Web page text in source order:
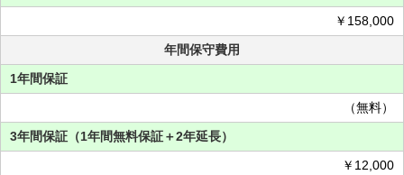
￥158,000
年間保守費用
1年間保証
（無料）
3年間保証（1年間無料保証＋2年延長）
￥12,000